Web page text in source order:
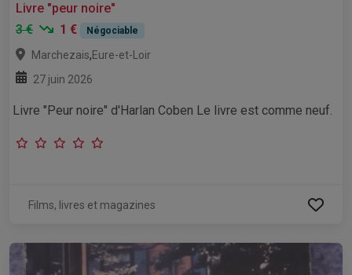
Livre "peur noire"
3 €
1 € Négociable
Marchezais,Eure-et-Loir
27 juin 2026
Livre "Peur noire" d'Harlan Coben Le livre est comme neuf.
Films, livres et magazines